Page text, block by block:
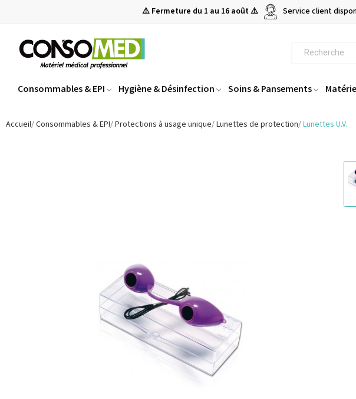
⚠️ Fermeture du 1 au 16 août ⚠️ Service client
Consommables & EPI Hygiène & Désinfection Soins & Pansements
Accueil Consommables & EPI Protections à usage unique Lunettes de protection Lunettes U.V.